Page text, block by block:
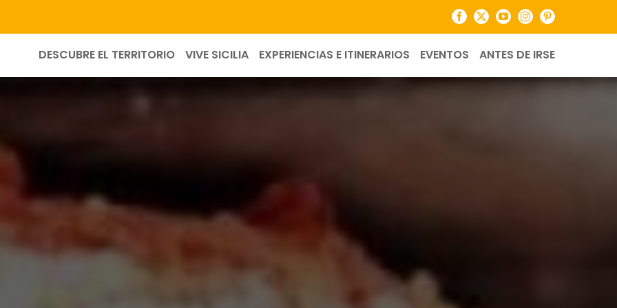
Facebook
X YouTubeInstagramPinterest
DESCUBRE EL TERRITORIO VIVE SICILIA EXPERIENCIAS E ITINERARIOS EVENTOS ANTES DE IRSE